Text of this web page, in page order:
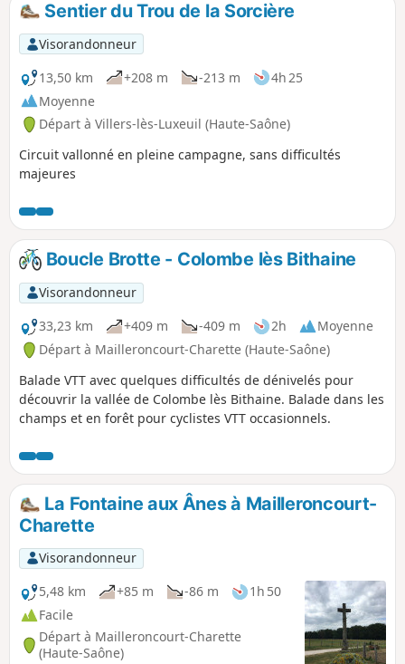
Sentier du Trou de la Sorcière
Visorandonneur
13,50 km
+208 m -213 m
4h 25
Moyenne
Départ à Villers-lès-Luxeuil (Haute-Saône)
Circuit vallonné en pleine campagne, sans difficultés
majeures
Boucle Brotte - Colombe lès Bithaine
Visorandonneur
33,23 km
+409 m -409 m 2h
Moyenne
Départ à Mailleroncourt-Charette (Haute-Saône)
Balade VTT avec quelques difficultés de dénivelés pour
découvrir la vallée de Colombe lès Bithaine. Balade dans les
champs et en forêt pour cyclistes VTT occasionnels.
La Fontaine aux Ânes à Mailleroncourt-
Charette
Visorandonneur
5,48 km
+85 m -86 m
1h 50
Facile
Départ à Mailleroncourt-Charette
(Haute-Saône)